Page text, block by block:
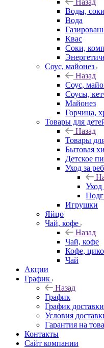
Назад
Воды,
Вода
Квас
Соки,
Соус, майонез
Назад
Соус,
Соусы,
Майонез
Горчица,
Товары для
Назад
Товары
Бытовая
Детское
Уход за
Уход
Игрушки
Яйцо
Чай, кофе
Назад
Чай, кофе
Кофе,
Чай
Акции
График
Назад
График
График доставки
Условия
Гарантия на
Контакты
Сайт компании